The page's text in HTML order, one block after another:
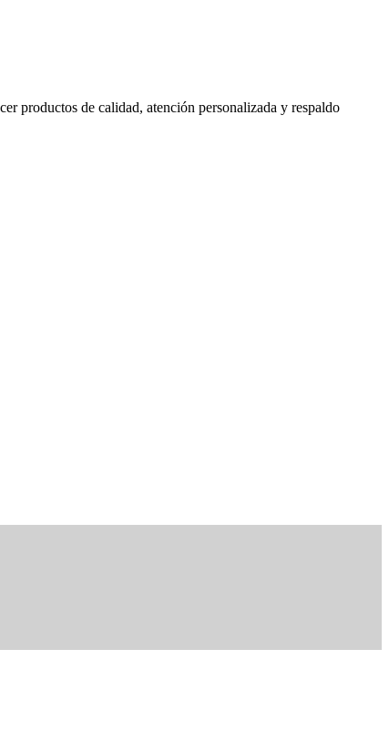
productos de calidad, atención personalizada y respaldo